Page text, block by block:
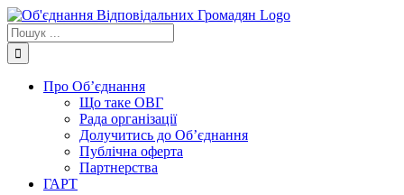
Skip
to
content
Пошук
...
Про Об’єднання
Що таке ОВГ
Рада організації
Долучитись до Об’єднання
Публічна оферта
Партнерства
ГАРТ